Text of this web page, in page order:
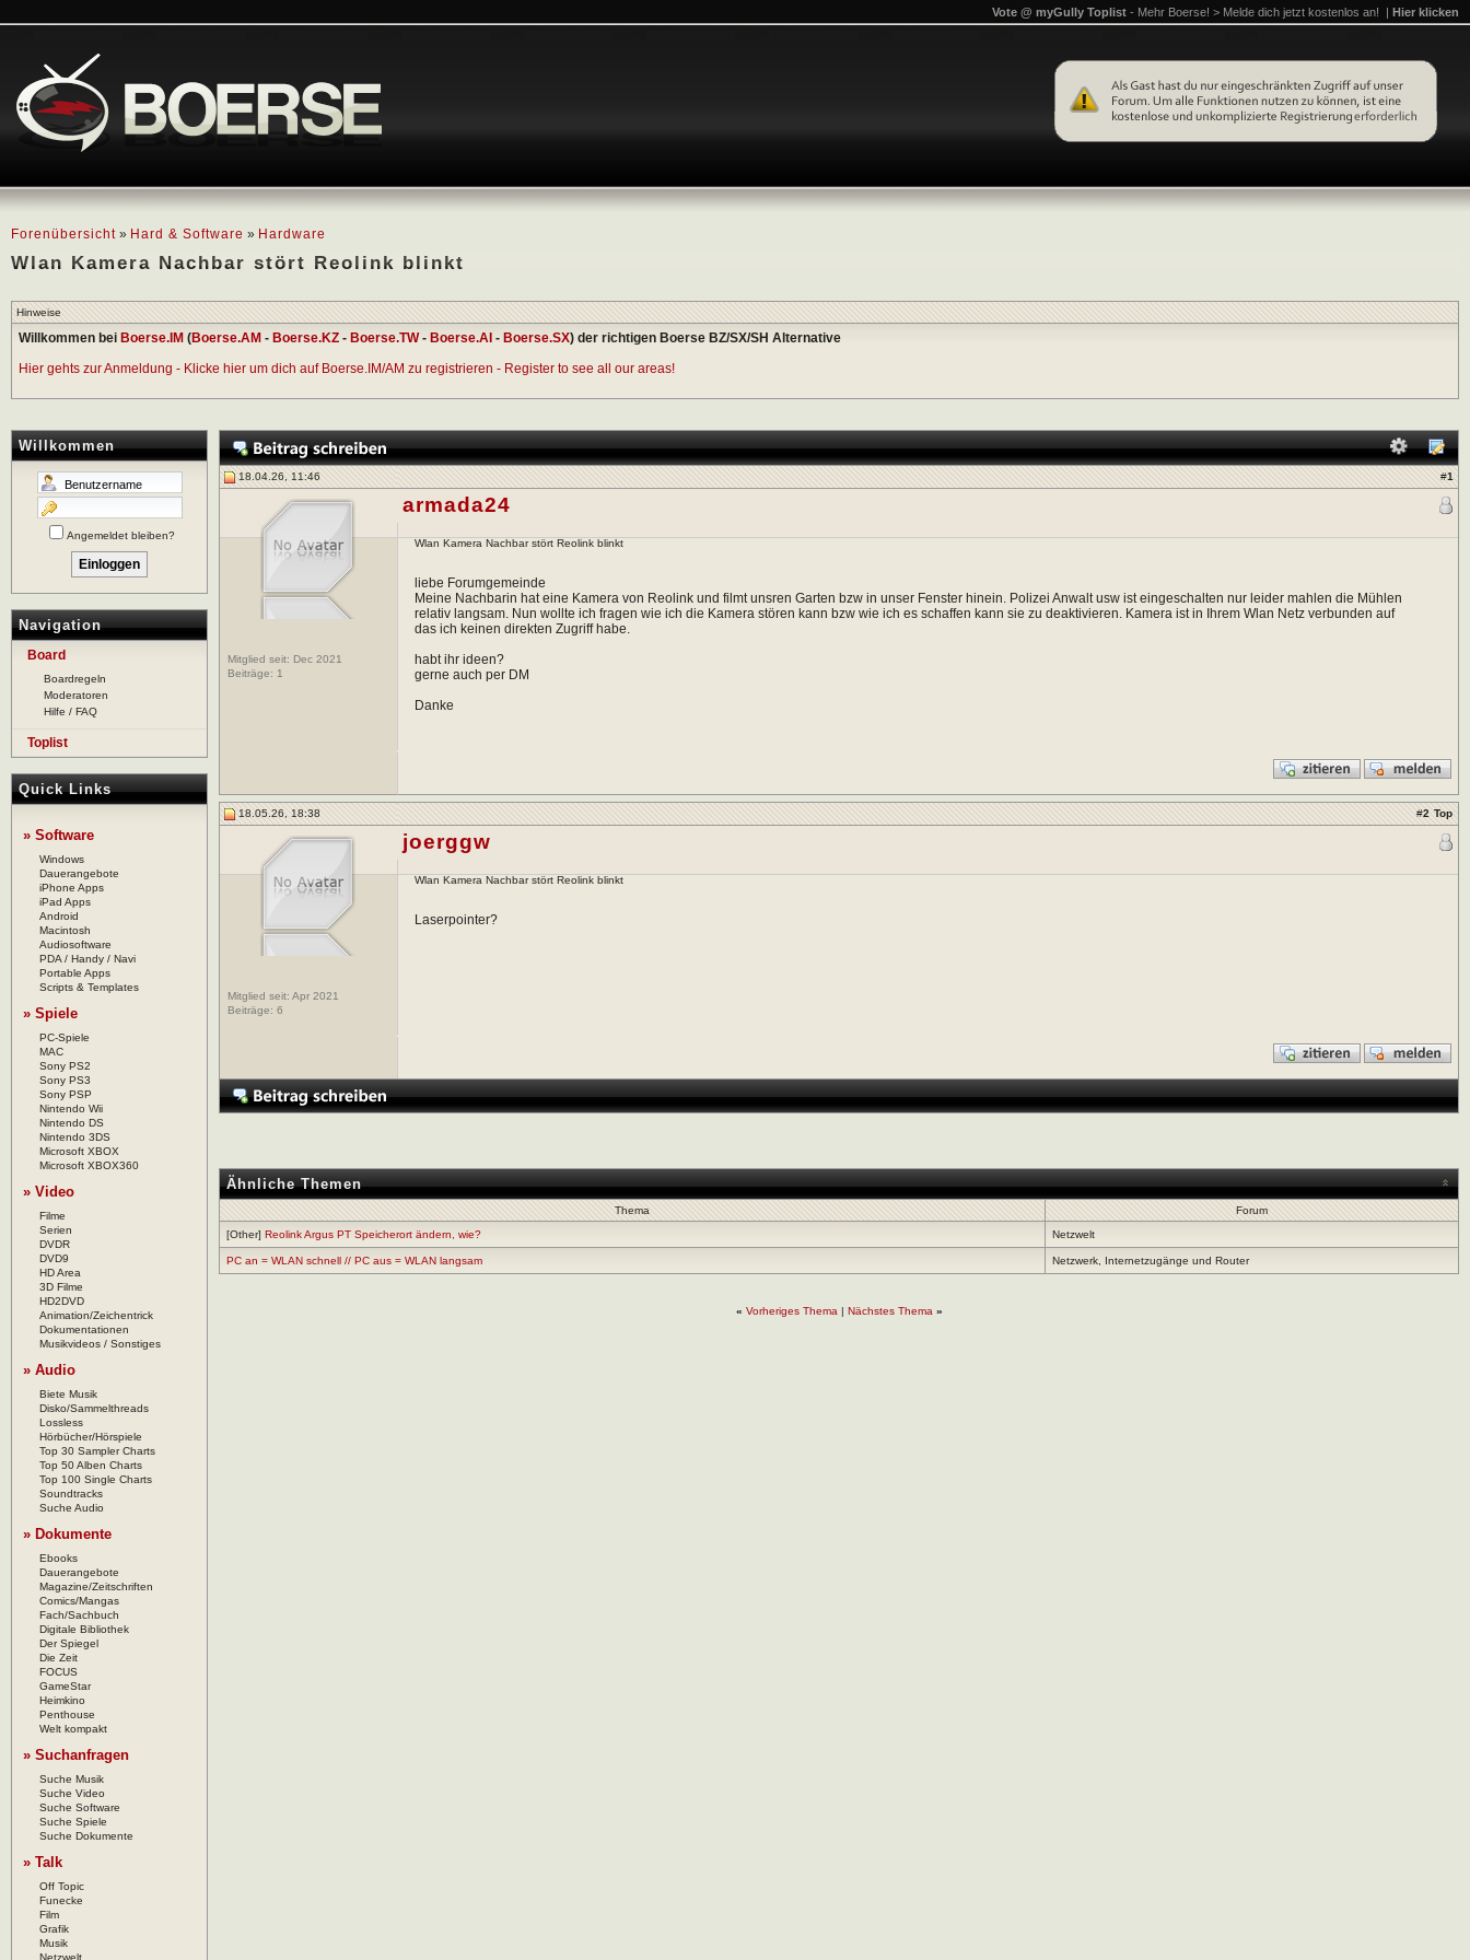
Forenübersicht » Hard & Software » Hardware
Wlan Kamera Nachbar stört Reolink blinkt
Vote @ myGully Toplist - Mehr Boerse! > Melde dich jetzt kostenlos an! | Hier klicken
Hinweise
Willkommen bei Boerse.IM (Boerse.AM - Boerse.KZ - Boerse.TW- Boerse.AI - Boerse.SX) der richtigen Boerse BZ/SX/SH Alternative
Hier gehts zur Anmeldung - Klicke hier um dich auf Boerse.IM/AM zu registrieren - Register to see all our areas!
Willkommen
Angemeldet bleiben?
Navigation
Board
Boardregeln
Moderatoren
Hilfe / FAQ
Toplist
Quick Links
» Software
Windows
Dauerangebote
iPhone Apps
iPad Apps
Android
Macintosh
Audiosoftware
PDA / Handy / Navi
Portable Apps
Scripts & Templates
» Spiele
PC-Spiele
MAC
Sony PS2
Sony PS3
Sony PSP
Nintendo Wii
Nintendo DS
Nintendo 3DS
Microsoft XBOX
Microsoft XBOX360
» Video
Filme
Serien
DVDR
DVD9
HD Area
3D Filme
HD2DVD
Animation/Zeichentrick
Dokumentationen
Musikvideos / Sonstiges
» Audio
Biete Musik
Disko/Sammelthreads
Lossless
Hörbücher/Hörspiele
Top 30 Sampler Charts
Top 50 Alben Charts
Top 100 Single Charts
Soundtracks
Suche Audio
» Dokumente
Ebooks
Dauerangebote
Magazine/Zeitschriften
Comics/Mangas
Fach/Sachbuch
Digitale Bibliothek
Der Spiegel
Die Zeit
FOCUS
GameStar
Heimkino
Penthouse
Welt kompakt
» Suchanfragen
Suche Musik
Suche Video
Suche Software
Suche Spiele
Suche Dokumente
» Talk
Off Topic
Funecke
Film
Grafik
Musik
18.04.26, 11:46 #1
Mitglied seit: Dec 2021
Beiträge: 1
armada24
Wlan Kamera Nachbar stört Reolink blinkt
liebe Forumgemeinde
Meine Nachbarin hat eine Kamera von Reolink und filmt unsren Garten bzw in unser Fenster hinein. Polizei Anwalt usw ist eingeschalten nur leider mahlen die Mühlen
relativ langsam. Nun wollte ich fragen wie ich die Kamera stören kann bzw wie ich es schaffen kann sie zu deaktivieren. Kamera ist in Ihrem Wlan Netz verbunden auf
das ich keinen direkten Zugriff habe.
habt ihr ideen?
gerne auch per DM
Danke
18.05.26, 18:38 #2 Top
Mitglied seit: Apr 2021
Beiträge: 6
joerggw
Wlan Kamera Nachbar stört Reolink blinkt
Laserpointer?
Ähnliche Themen
Thema
Forum
[Other] Reolink Argus PT Speicherort ändern, wie? Netzwelt
PC an = WLAN schnell // PC aus = WLAN langsam Netzwerk, Internetzugänge und Router
« Vorheriges Thema| Nächstes Thema »